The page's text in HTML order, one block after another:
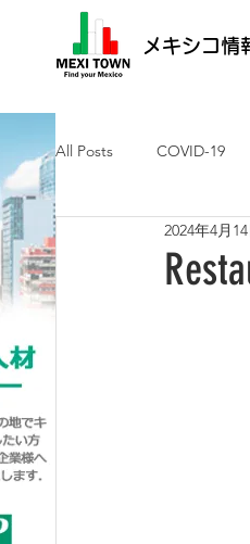
メキシコ
All Posts COVID-19
メキシコ最新ニュース
2024年4月